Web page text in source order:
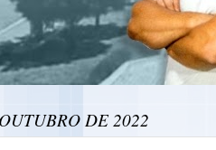
DE 2022